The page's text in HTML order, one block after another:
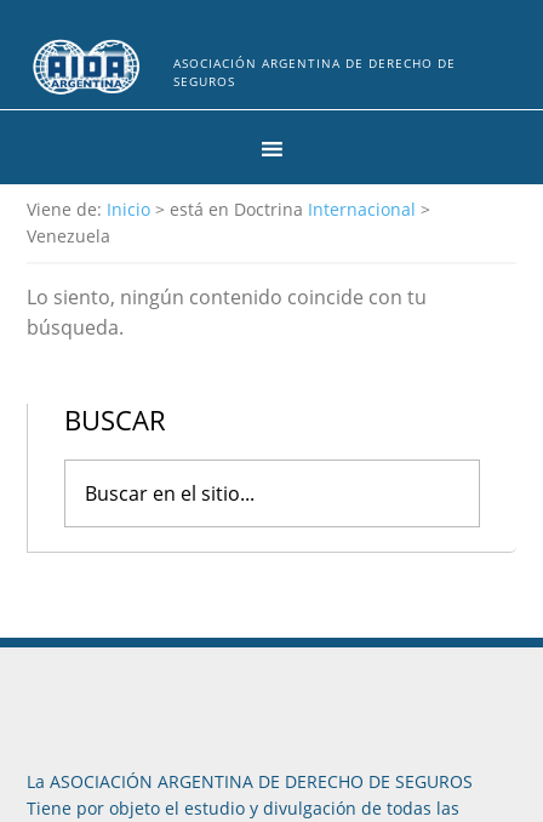
ASOCIACIÓN ARGENTINA DE DERECHO DE
SEGUROS
Viene de: Inicio> está en Doctrina Internacional >
Venezuela
Lo siento, ningún contenido coincide con tu
búsqueda.
BUSCAR
La ASOCIACIÓN ARGENTINA DE DERECHO DE SEGUROS
Tiene por objeto el estudio y divulgación de todas las